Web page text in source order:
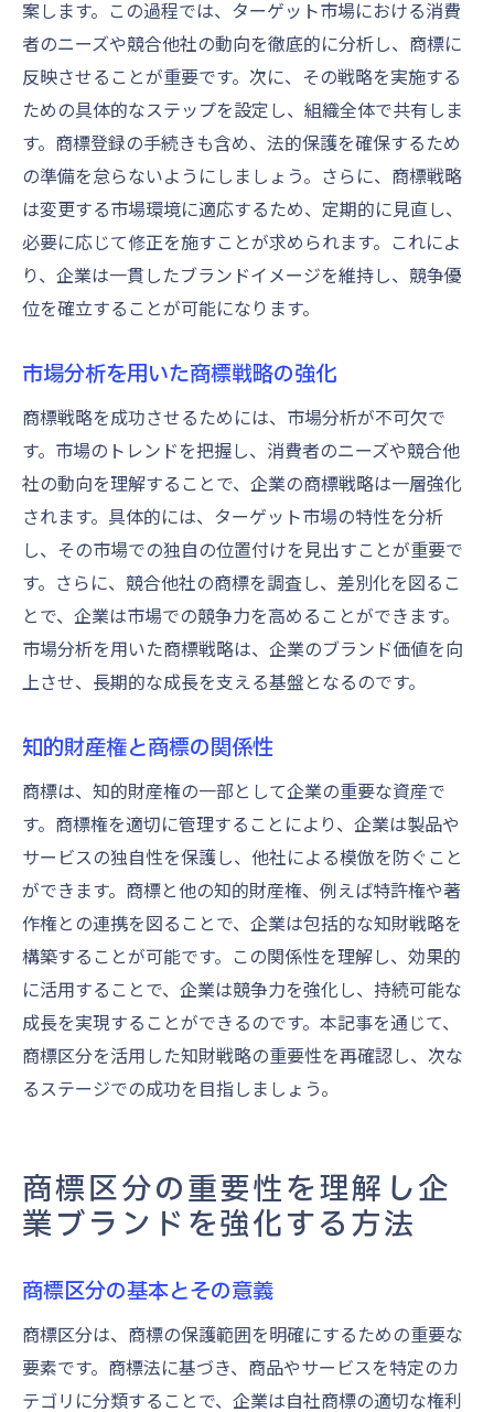
知財戦略の要としての商標区分
商標区分を駆使した市場展開の成功事例
企業成長を支える商標と知的財産の関係
商標区分と企業の未来を考える
案します。この過程では、ターゲット市場における消費
者のニーズや競合他社の動向を徹底的に分析し、商標に
反映させることが重要です。次に、その戦略を実施する
ための具体的なステップを設定し、組織全体で共有しま
す。商標登録の手続きも含め、法的保護を確保するため
の準備を怠らないようにしましょう。さらに、商標戦略
は変更する市場環境に適応するため、定期的に見直し、
必要に応じて修正を施すことが求められます。これによ
り、企業は一貫したブランドイメージを維持し、競争優
位を確立することが可能になります。
市場分析を用いた商標戦略の強化
商標戦略を成功させるためには、市場分析が不可欠で
す。市場のトレンドを把握し、消費者のニーズや競合他
社の動向を理解することで、企業の商標戦略は一層強化
されます。具体的には、ターゲット市場の特性を分析
し、その市場での独自の位置付けを見出すことが重要で
す。さらに、競合他社の商標を調査し、差別化を図るこ
とで、企業は市場での競争力を高めることができます。
市場分析を用いた商標戦略は、企業のブランド価値を向
上させ、長期的な成長を支える基盤となるのです。
知的財産権と商標の関係性
商標は、知的財産権の一部として企業の重要な資産で
す。商標権を適切に管理することにより、企業は製品や
サービスの独自性を保護し、他社による模倣を防ぐこと
ができます。商標と他の知的財産権、例えば特許権や著
作権との連携を図ることで、企業は包括的な知財戦略を
構築することが可能です。この関係性を理解し、効果的
に活用することで、企業は競争力を強化し、持続可能な
成長を実現することができるのです。本記事を通じて、
商標区分を活用した知財戦略の重要性を再確認し、次な
るステージでの成功を目指しましょう。
商標区分の重要性を理解し企
業ブランドを強化する方法
商標区分の基本とその意義
商標区分は、商標の保護範囲を明確にするための重要な
要素です。商標法に基づき、商品やサービスを特定のカ
テゴリに分類することで、企業は自社商標の適切な権利